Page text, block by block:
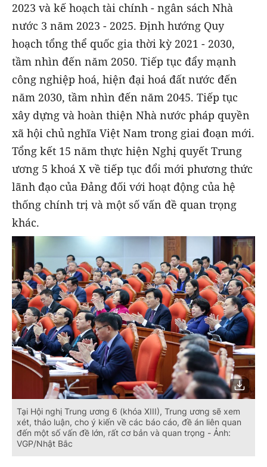
2023 và kế hoạch tài chính - ngân sách Nhà
nước 3 năm 2023 - 2025. Định hướng Quy
hoạch tổng thể quốc gia thời kỳ 2021 - 2030,
tầm nhìn đến năm 2050. Tiếp tục đẩy mạnh
công nghiệp hoá, hiện đại hoá đất nước đến
năm 2030, tầm nhìn đến năm 2045. Tiếp tục
xây dựng và hoàn thiện Nhà nước pháp quyền
xã hội chủ nghĩa Việt Nam trong giai đoạn mới.
Tổng kết 15 năm thực hiện Nghị quyết Trung
ương 5 khoá X về tiếp tục đổi mới phương thức
lãnh đạo của Đảng đối với hoạt động của hệ
thống chính trị và một số vấn đề quan trọng
khác.
Tại Hội nghị Trung ương 6 (khóa XIII), Trung ương sẽ xem
xét, thảo luận, cho ý kiến về các báo cáo, đề án liên quan
đến một số vấn đề lớn, rất cơ bản và quan trọng - Ảnh:
VGP/Nhật Bắc